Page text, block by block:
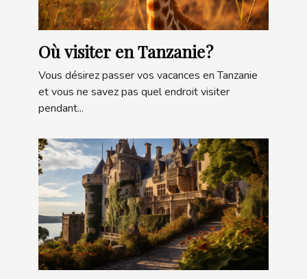
Où visiter en Tanzanie ?
Vous désirez passer vos vacances en Tanzanie
et vous ne savez pas quel endroit visiter
pendant...